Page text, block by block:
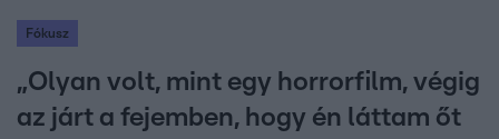
Fókusz
„Olyan volt, mint egy horrorfilm, végig
az járt a fejemben, hogy én láttam őt